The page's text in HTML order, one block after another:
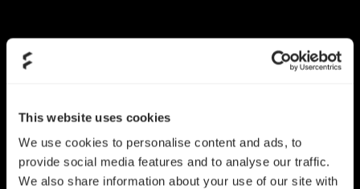
This website uses cookies
We use cookies to personalise content and ads, to
provide social media features and to analyse our traffic.
We also share information about your use of our site with